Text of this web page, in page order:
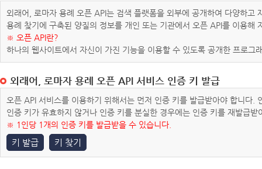
외래어, 로마자 용례 오픈 API는 검색 플랫폼을 외부에 공개하여 다양하
용례 찾기에 구축된 양질의 정보를 개인 또는 기관에서 오픈 API를 이용해
※ 오픈 API란?
하나의 웹사이트에서 자신이 가진 기능을 이용할 수 있도록 공개한 프로그
외래어, 로마자 용례 오픈 API 서비스 인증 키 발급
오픈 API 서비스를 이용하기 위해서는 먼저 인증 키를 발급받아야 합니다
인증 키가 유효하지 않거나 인증 키를 분실한 경우에는 인증 키를 재발급받
※ 1인당 1개의 인증 키를 발급받을 수 있습니다.
키 발급 키 찾기